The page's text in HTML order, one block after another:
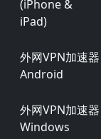
(iPhone &
iPad)
外网VPN加速器
Android
外网VPN加速器
Windows